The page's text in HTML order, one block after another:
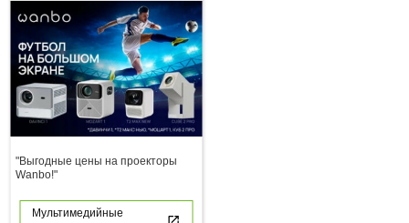
"Выгодные цены на проекторы
Wanbo!"
Мультимедийные